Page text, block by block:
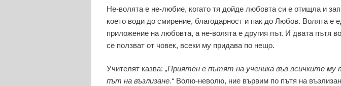
Не-волята е не-любие, когато тя дойде любовта си е отищла и
което води до смирение, благодарност и пак до Любов. Волята е
приложение на любовта, а не-волята е другия път. И двата пътя
се ползват от човек, всеки му придава по нещо.
Учителят казва: „Приятен е пътят на ученика във всичките
път на възлизане.“Волю-неволю, ние вървим по пътя на